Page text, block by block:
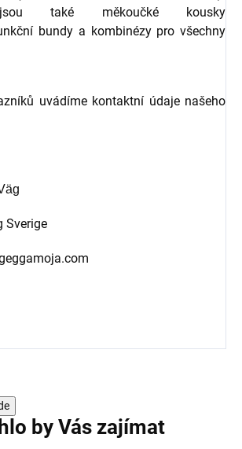
jsou také měkoučké kousky
bundy a kombinézy pro všechny
uvádíme kontaktní údaje našeho
Sverige
by Vás zajímat